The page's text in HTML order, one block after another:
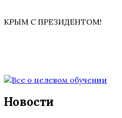
КРЫМ С ПРЕЗИДЕНТОМ!
Новости